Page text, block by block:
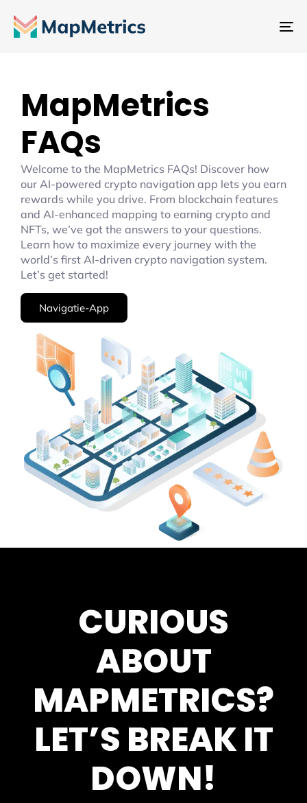
MapMetrics
FAQs
Welcome to the MapMetrics FAQs! Discover how
our AI-powered crypto navigation app lets you earn
rewards while you drive. From blockchain features
and AI-enhanced mapping to earning crypto and
NFTs, we’ve got the answers to your questions.
Learn how to maximize every journey with the
world’s first AI-driven crypto navigation system.
Let’s get started!
Navigatie-App
CURIOUS
ABOUT
MAPMETRICS?
LET’S BREAK IT
DOWN!